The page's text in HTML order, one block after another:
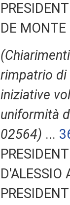
DE
rimpatrio di
iniziative
uniformità
02564) ...